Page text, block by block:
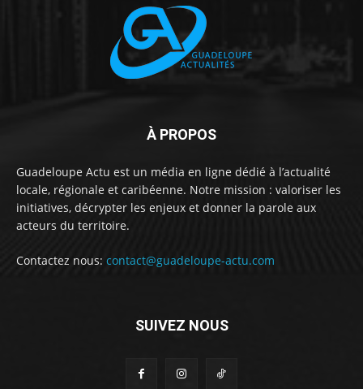
À PROPOS
Guadeloupe Actu est un média en ligne dédié à l’actualité
locale, régionale et caribéenne. Notre mission : valoriser les
initiatives, décrypter les enjeux et donner la parole aux
acteurs du territoire.
Contactez nous: contact@guadeloupe-actu.com
SUIVEZ NOUS